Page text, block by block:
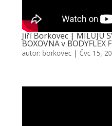
Jiří Borkovec | MILUJU
BOXOVNA v BODYFLEX
autor: borkovec| Čvc 15,